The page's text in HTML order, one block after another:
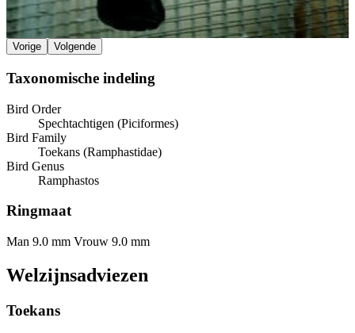
Vorige Volgende
Taxonomische indeling
Bird Order
Spechtachtigen (Piciformes)
Bird Family
Toekans (Ramphastidae)
Bird Genus
Ramphastos
Ringmaat
Man 9.0 mm Vrouw 9.0 mm
Welzijnsadviezen
Toekans